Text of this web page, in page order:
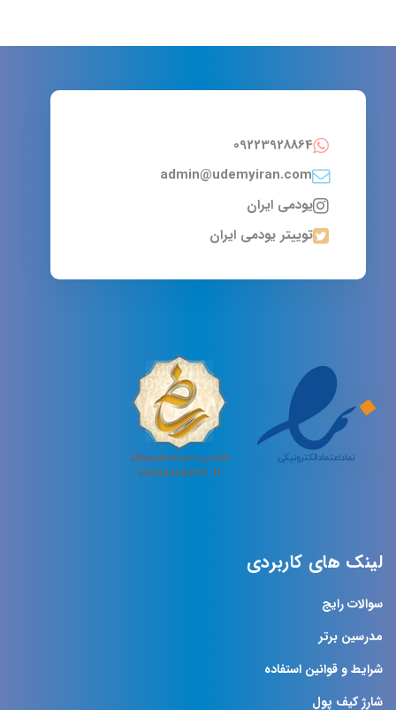
09223928864
admin@udemyiran.com
یودمی ایران
توییتر یودمی ایران
لینک های کاربردی
سوالات رایج
مدرسین برتر
شرایط و قوانین استفاده
شارژ کیف پول